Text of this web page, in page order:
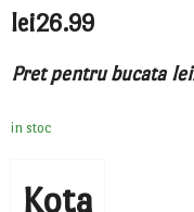
lei26.99
Pret pentru bucata lei
in stoc
Kota